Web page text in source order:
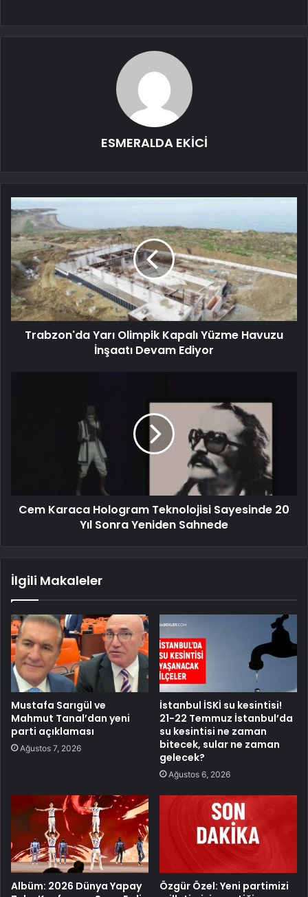
ESMERALDA EKİCİ
Trabzon'da Yarı Olimpik Kapalı Yüzme Havuzu
İnşaatı Devam Ediyor
Cem Karaca Hologram Teknolojisi Sayesinde 20
Yıl Sonra Yeniden Sahnede
İlgili Makaleler
Mustafa Sarıgül ve
Mahmut Tanal’dan yeni
parti açıklaması
Ağustos 7, 2026
İstanbul İSKİ su kesintisi!
21-22 Temmuz İstanbul’da
su kesintisi ne zaman
bitecek, sular ne zaman
gelecek?
Ağustos 6, 2026
Albüm: 2026 Dünya Yapay
Özgür Özel: Yeni partimizi